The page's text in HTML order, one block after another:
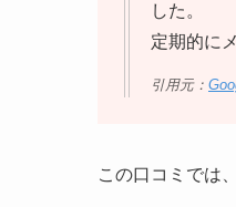
した。
定期的に
引用元：
この口コミでは